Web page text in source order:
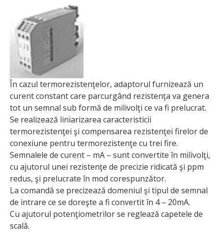
În cazul termorezistenţelor, adaptorul furnizează un
curent constant care parcurgând rezistenţa va genera
tot un semnal sub formă de milivolţi ce va fi prelucrat.
Se realizează liniarizarea caracteristicii
termorezistenţei şi compensarea rezistenţei firelor de
conexiune pentru termorezistenţe cu trei fire.
Semnalele de curent – mA – sunt convertite în milivolţi,
cu ajutorul unei rezistenţe de precizie ridicată şi ppm
redus, şi prelucrate în mod corespunzător.
La comandă se precizează domeniul şi tipul de semnal
de intrare ce se doreşte a fi convertit în 4 – 20mA.
Cu ajutorul potenţiometrilor se reglează capetele de
scală.